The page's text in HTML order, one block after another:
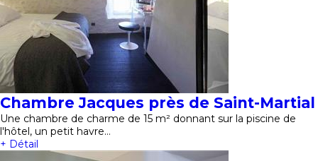
Chambre Jacques près de Saint-Martial
Une chambre de charme de 15 m² donnant sur la piscine de
l'hôtel, un petit havre…
+ Détail